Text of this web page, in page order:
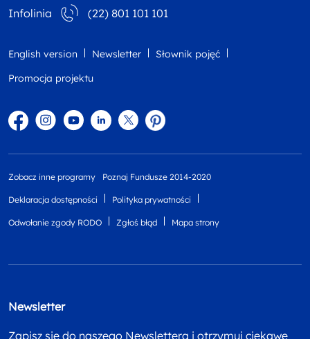
Infolinia (22) 801 101 101
English version Newsletter
Słownik pojęć
Promocja projektu
FacebookInstagram
YouTubeLinkedintwitterPinterest
Zobacz inne programy Poznaj Fundusze 2014-2020
Deklaracja dostępności Polityka prywatności
Odwołanie zgody RODO Zgłoś błąd Mapa strony
Newsletter
Zapisz się do naszego Newslettera i otrzymuj ciekawe